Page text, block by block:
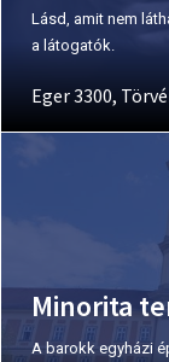
Lásd, amit nem
a látogatók.
Eger 3300,
Minorita
A barokk egyházi